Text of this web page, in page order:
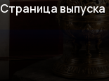
Страница выпуска